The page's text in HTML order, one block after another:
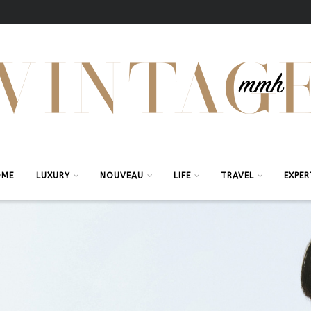
LUXURY NOUVEAU LIFE TRAVEL